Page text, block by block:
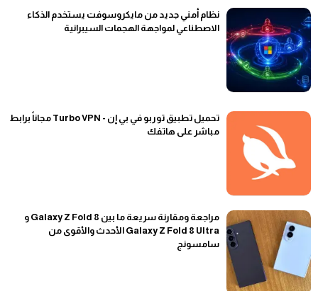
نظام أمني جديد من مايكروسوفت يستخدم الذكاء
الاصطناعي لمواجهة الهجمات السيبرانية
تحميل تطبيق توربو في بي إن - Turbo VPN مجاناً برابط
مباشر على هاتفك
مراجعة ومقارنة سريعة ما بين Galaxy Z Fold 8 و
Galaxy Z Fold 8 Ultra الأحدث والأقوى من
سامسونج